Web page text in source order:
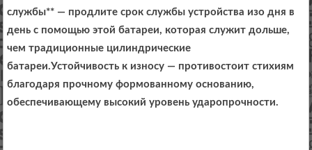
службы** — продлите срок службы устройства изо дня в
день с помощью этой батареи, которая служит дольше,
чем традиционные цилиндрические
батареи.Устойчивость к износу — противостоит стихиям
благодаря прочному формованному основанию,
обеспечивающему высокий уровень ударопрочности.